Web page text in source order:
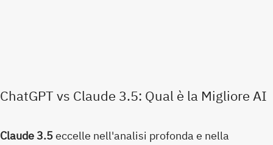
ChatGPT vs Claude 3.5: Qual è la Migliore AI
Claude 3.5eccelle nell'analisi profonda e nella